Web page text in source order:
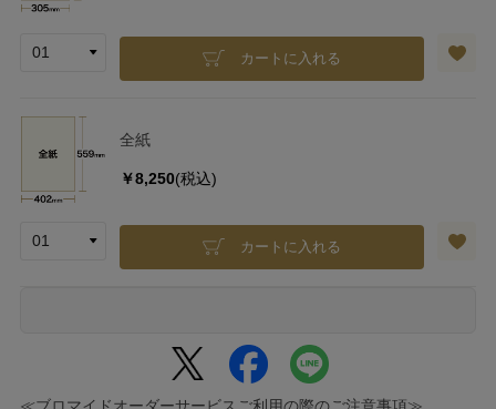
カートに入れる
全紙
￥8,250(税込)
カートに入れる
≪ブロマイドオーダーサービスご利用の際のご注意事項≫